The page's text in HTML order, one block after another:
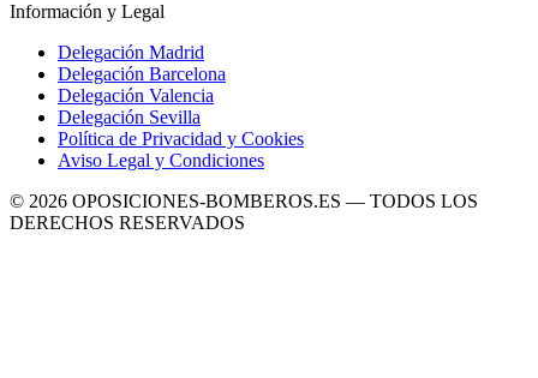
Información y Legal
Delegación Madrid
Delegación Barcelona
Delegación Valencia
Delegación Sevilla
Política de Privacidad y Cookies
Aviso Legal y Condiciones
© 2026 OPOSICIONES-BOMBEROS.ES — TODOS LOS
DERECHOS RESERVADOS